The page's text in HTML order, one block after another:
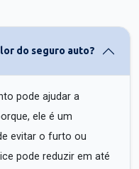
do seguro auto?
pode ajudar a
ele é um
evitar o furto ou
pode reduzir em até